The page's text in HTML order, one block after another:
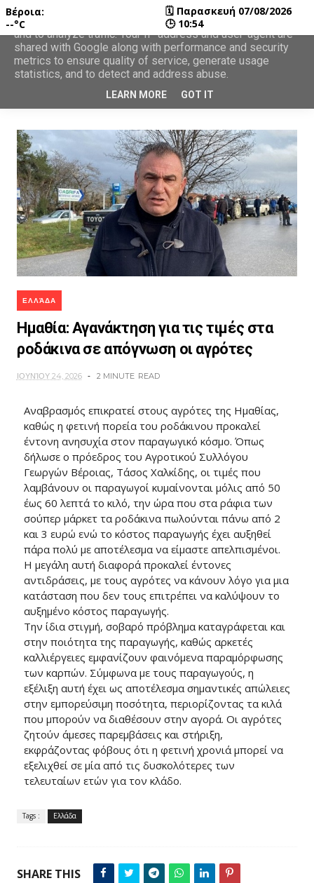
ΕΛΛΆΔΑ
Ημαθία: Αγανάκτηση για τις τιμές στα
ροδάκινα σε απόγνωση οι αγρότες
ΙΟΥΝΊΟΥ 24, 2026 2 MINUTE READ
Αναβρασμός επικρατεί στους αγρότες της Ημαθίας,
καθώς η φετινή πορεία του ροδάκινου προκαλεί
έντονη ανησυχία στον παραγωγικό κόσμο. Όπως
δήλωσε ο πρόεδρος του Αγροτικού Συλλόγου
Γεωργών Βέροιας, Τάσος Χαλκίδης, οι τιμές που
λαμβάνουν οι παραγωγοί κυμαίνονται μόλις από 50
έως 60 λεπτά το κιλό, την ώρα που στα ράφια των
σούπερ μάρκετ τα ροδάκινα πωλούνται πάνω από 2
και 3 ευρώ ενώ το κόστος παραγωγής έχει αυξηθεί
πάρα πολύ με αποτέλεσμα να είμαστε απελπισμένοι.
Η μεγάλη αυτή διαφορά προκαλεί έντονες
αντιδράσεις, με τους αγρότες να κάνουν λόγο για μια
κατάσταση που δεν τους επιτρέπει να καλύψουν το
αυξημένο κόστος παραγωγής.
Την ίδια στιγμή, σοβαρό πρόβλημα καταγράφεται και
στην ποιότητα της παραγωγής, καθώς αρκετές
καλλιέργειες εμφανίζουν φαινόμενα παραμόρφωσης
των καρπών. Σύμφωνα με τους παραγωγούς, η
εξέλιξη αυτή έχει ως αποτέλεσμα σημαντικές απώλειες
στην εμπορεύσιμη ποσότητα, περιορίζοντας τα κιλά
που μπορούν να διαθέσουν στην αγορά. Οι αγρότες
ζητούν άμεσες παρεμβάσεις και στήριξη,
εκφράζοντας φόβους ότι η φετινή χρονιά μπορεί να
εξελιχθεί σε μία από τις δυσκολότερες των
τελευταίων ετών για τον κλάδο.
Tags : Ελλάδα
SHARE THIS
Βέροια:
--°C
🗓 Παρασκευή 07/08/2026
🕒 10:54
This site uses cookies from Google to deliver its services
and to analyze traffic. Your IP address and user-agent are
shared with Google along with performance and security
metrics to ensure quality of service, generate usage
statistics, and to detect and address abuse.
LEARN MORE GOT IT